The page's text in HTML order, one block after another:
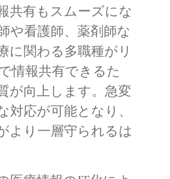
共有もスムーズにな
や看護師、薬剤師な
に関わる多職種がリ
情報共有できるた
が向上します。急変
対応が可能となり、
より一層守られるは